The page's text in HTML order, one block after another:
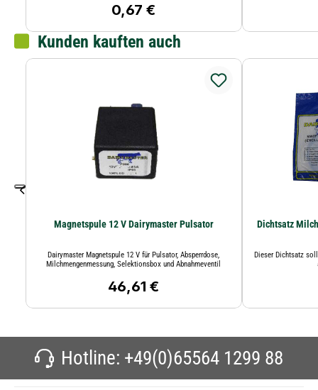
Regulärer Preis:
0,67 €
Kunden kauften auch
Magnetspule 12 V Dairymaster Pulsator
Dairymaster Magnetspule 12 V für Pulsator, Absperrdose,
Milchmengenmessung, Selektionsbox und Abnahmeventil
Regulärer Preis:
46,61 €
Dichtsatz
Dieser Dichtsatz
Hotline: +49(0)65564 1299 88